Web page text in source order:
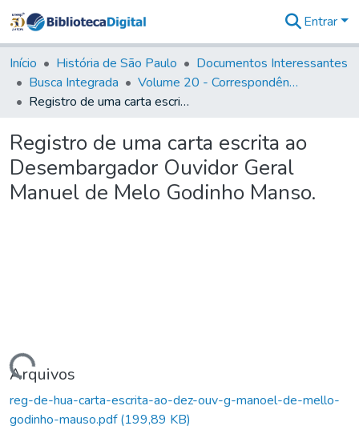
&
Coleções
Tudo na
Biblioteca
Estatísticas
Entrar
Início História de São Paulo
Documentos Interessantes
Busca Integrada
Volume 20 - Correspondência interna do Governador Rodrigo Cezar de Menezes: 1721- 1728
Registro de uma carta escrita ao Desembargador Ouvidor Geral Manuel de Melo Godinho Manso.
Registro de uma carta escrita ao
Desembargador Ouvidor Geral
Manuel de Melo Godinho Manso.
Carregando...
Arquivos
reg-de-hua-carta-escrita-ao-dez-ouv-g-manoel-de-mello-
godinho-mauso.pdf(199,89 KB)